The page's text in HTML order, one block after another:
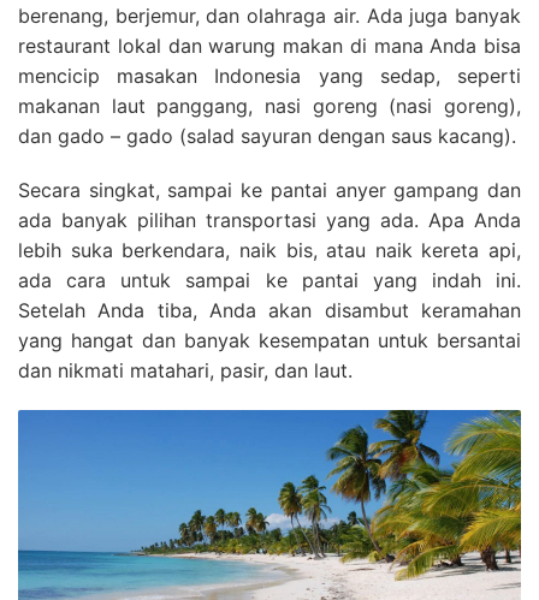
berenang, berjemur, dan olahraga air. Ada juga banyak
restaurant lokal dan warung makan di mana Anda bisa
mencicip masakan Indonesia yang sedap, seperti
makanan laut panggang, nasi goreng (nasi goreng),
dan gado – gado (salad sayuran dengan saus kacang).
Secara singkat, sampai ke pantai anyer gampang dan
ada banyak pilihan transportasi yang ada. Apa Anda
lebih suka berkendara, naik bis, atau naik kereta api,
ada cara untuk sampai ke pantai yang indah ini.
Setelah Anda tiba, Anda akan disambut keramahan
yang hangat dan banyak kesempatan untuk bersantai
dan nikmati matahari, pasir, dan laut.